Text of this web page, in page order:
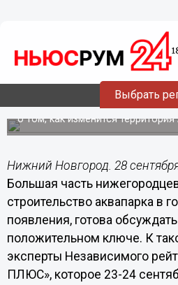
Выбрать
поддерживает
аквапарка в городе -
рейтинговое
По данным опроса, людям для
поддержки проекта не хватает
о том, как изменится
Нижний Новгород. 28
Большая часть
строительство аквапарка в
появления, готова обсуждать
положительном ключе. К
эксперты Независимого
ПЛЮС», которое 23-24